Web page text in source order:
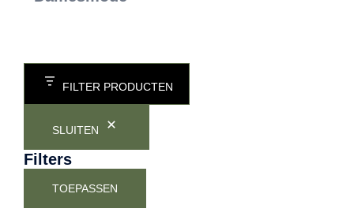
FILTER PRODUCTEN
SLUITEN
Filters
TOEPASSEN